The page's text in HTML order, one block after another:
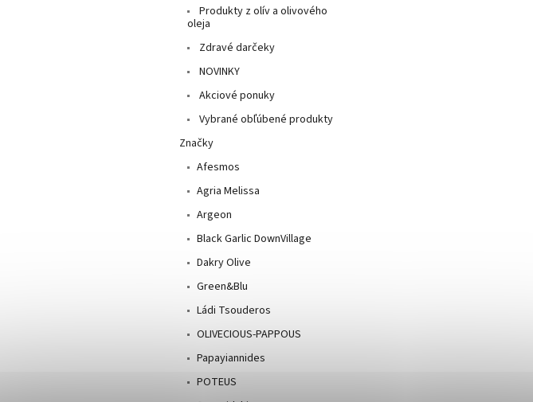
Produkty z olív a olivového
oleja
Zdravé darčeky
NOVINKY
Akciové ponuky
Vybrané obľúbené produkty
Značky
Afesmos
Agria Melissa
Argeon
Black Garlic DownVillage
Dakry Olive
Green&Blu
Ládi Tsouderos
OLIVECIOUS-PAPPOUS
Papayiannides
POTEUS